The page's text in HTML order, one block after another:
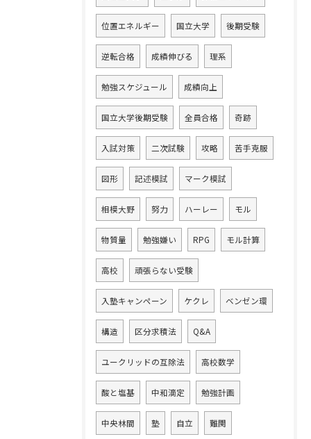
位置エネルギー 国立大学 後期受験
逆転合格 成績伸びる 理系
勉強スケジュール 成績向上
国立大学後期受験 全員合格 奇跡
入試対策 二次試験 攻略 苦手克服
図形 記述模試 マーク模試
相模大野 努力 ハーレー モル
物質量 勉強嫌い RPG モル計算
高校 頑張らない受験
入塾キャンペーン ケクレ ベンゼン環
構造 区分求積法 Q&A
ユークリッドの互除法 高校数学
酸と塩基 中和滴定 勉強計画
中央林間 塾 自立 難関